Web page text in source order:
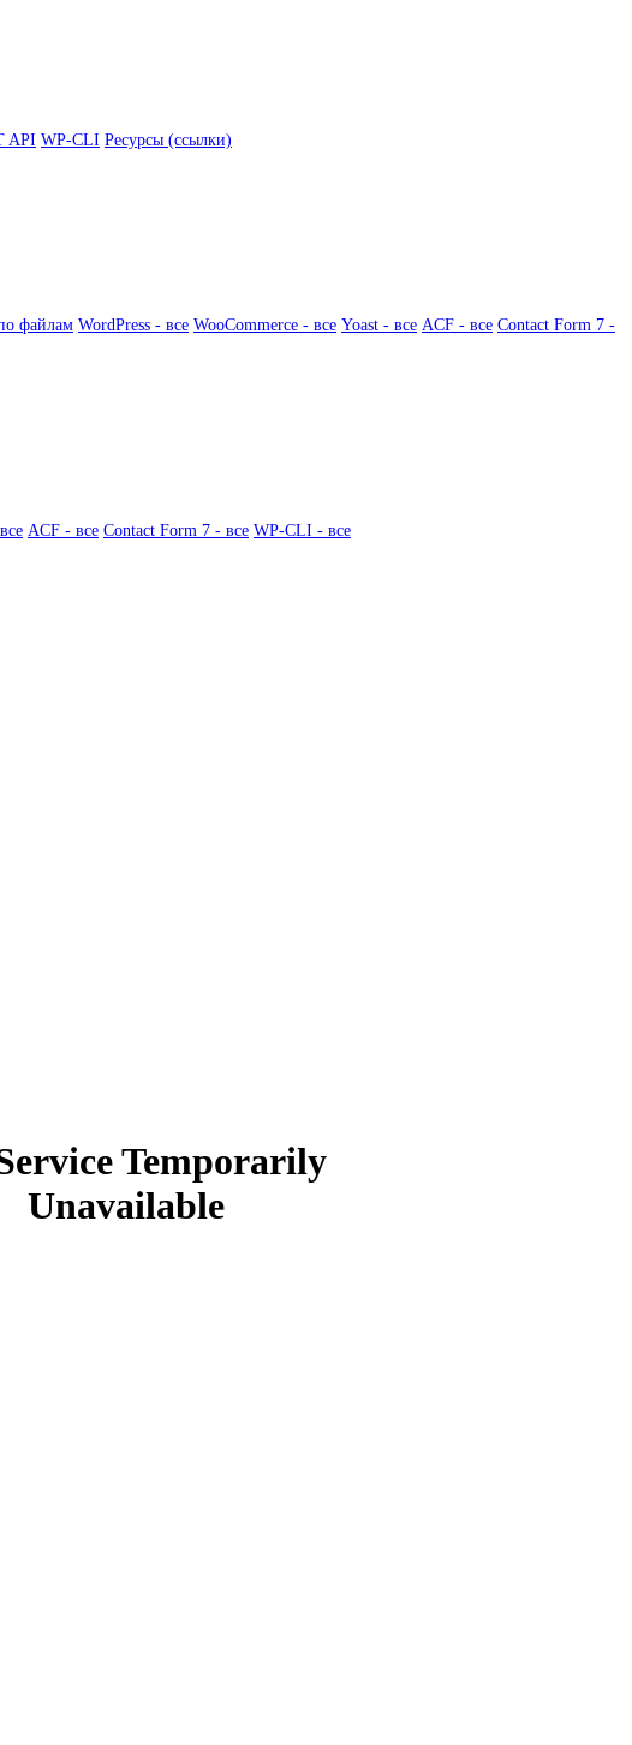
API WP-CLI Ресурсы (ссылки)
файлам WordPress - все WooCommerce - все Yoast - все ACF - все Contact Form 7 -
ACF - все Contact Form 7 - все WP-CLI - все